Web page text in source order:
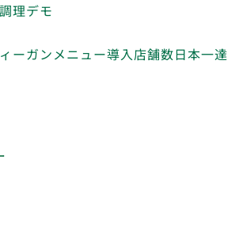
理デモ
ーガンメニュー導入店舗数日本一達